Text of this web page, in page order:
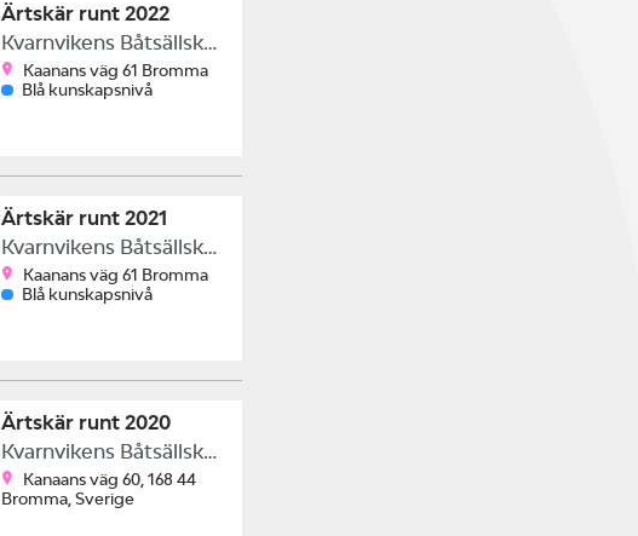
Ärtskär runt 2022
Kvarnvikens Båtsällskap
Kaanans väg 61 Bromma
Blå kunskapsnivå
Ärtskär runt 2021
Kvarnvikens Båtsällskap
Kaanans väg 61 Bromma
Blå kunskapsnivå
Ärtskär runt 2020
Kvarnvikens Båtsällskap
Kanaans väg 60, 168 44
Bromma, Sverige